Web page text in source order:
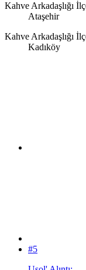
Kahve Arkadaşlığı
Ataşehir
Kahve Arkadaşlığı
Kadıköy
#5